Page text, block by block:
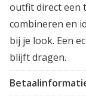
outfit direct een
combineren en
bij je look. Een
blijft dragen.